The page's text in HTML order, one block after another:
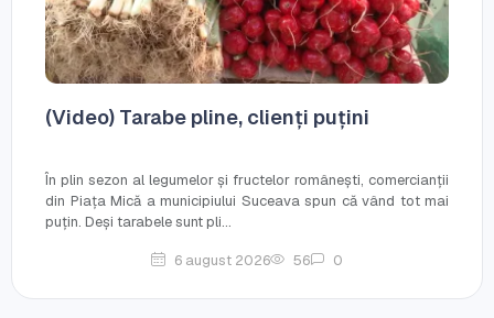
(Video) Tarabe pline, clienți puțini
În plin sezon al legumelor și fructelor românești, comercianții
din Piața Mică a municipiului Suceava spun că vând tot mai
puțin. Deși tarabele sunt pli...
6 august 2026 56 0